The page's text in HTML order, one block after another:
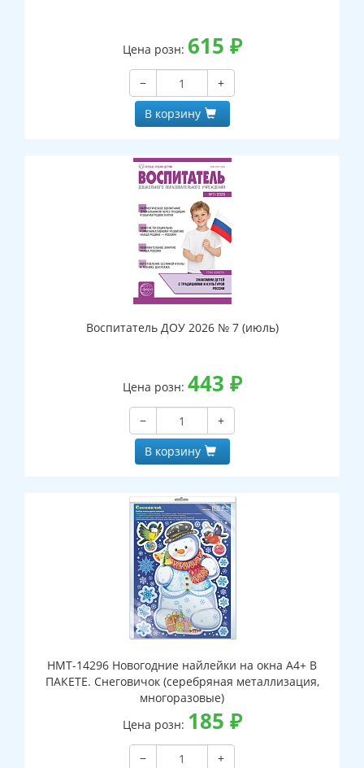
Цена розн: 615 ₽
−
+
В корзину
Воспитатель ДОУ 2026 № 7 (июль)
Цена розн: 443 ₽
−
+
В корзину
НМТ-14296 Новогодние найлейки на окна А4+ В
ПАКЕТЕ. Снеговичок (серебряная металлизация,
многоразовые)
Цена розн: 185 ₽
−
+